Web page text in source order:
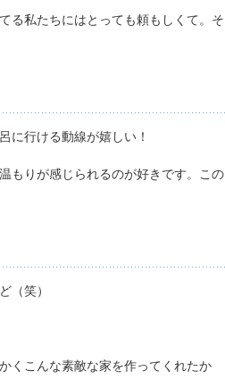
る私たちにはとっても頼もしくて。そ
に行ける動線が嬉しい！
もりが感じられるのが好きです。この
（笑）
くこんな素敵な家を作ってくれたか